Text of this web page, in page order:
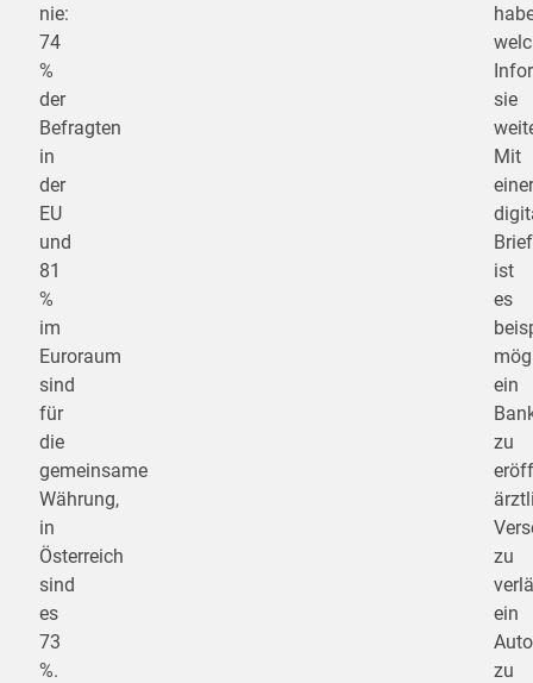
nie:
74
%
der
Befragten
in
der
EU
und
81
%
im
Euroraum
sind
für
die
gemeinsame
Währung,
in
Österreich
sind
es
73
%.
sie
Mit
einer
ist
es
ein
zu
zu
ein
Auto
zu